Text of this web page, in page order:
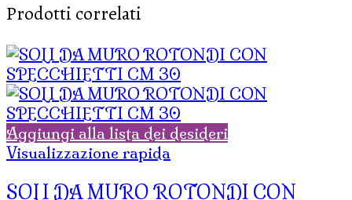
Prodotti correlati
Aggiungi alla lista dei desideri
Visualizzazione rapida
SOLI DA MURO ROTONDI CON